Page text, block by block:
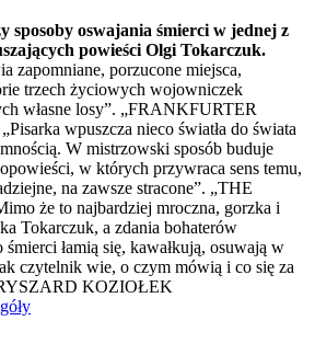
sposoby oswajania śmierci w jednej z
powieści Olgi Tokarczuk.
zapomniane, porzucone miejsca,
trzech życiowych wojowniczek
własne losy”. „FRANKFURTER
wpuszcza nieco światła do świata
W mistrzowski sposób buduje
w których przywraca sens temu,
na zawsze stracone”. „THE
że to najbardziej mroczna, gorzka i
Tokarczuk, a zdania bohaterów
łamią się, kawałkują, osuwają w
czytelnik wie, o czym mówią i co się za
KOZIOŁEK